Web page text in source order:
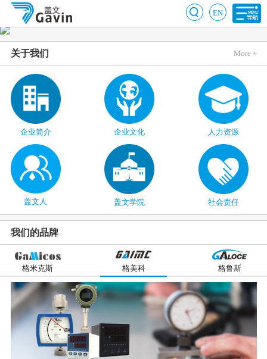
EN
关于我们 More +
企业简介 企业文化 人力资源
盖文人 盖文学院 社会责任
我们的品牌
格米克斯 格美科 格鲁斯